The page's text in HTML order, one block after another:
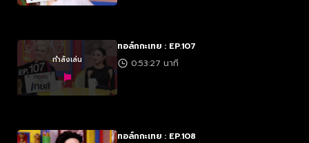
กำลังเล่น
ทอล์กกะเทย : EP.107
0:53:27 นาที
ทอล์กกะเทย : EP.108